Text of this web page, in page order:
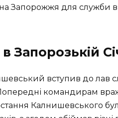
Запорожжя для служби
Запорозькій
вступив до лав
командирам
Калнишевського